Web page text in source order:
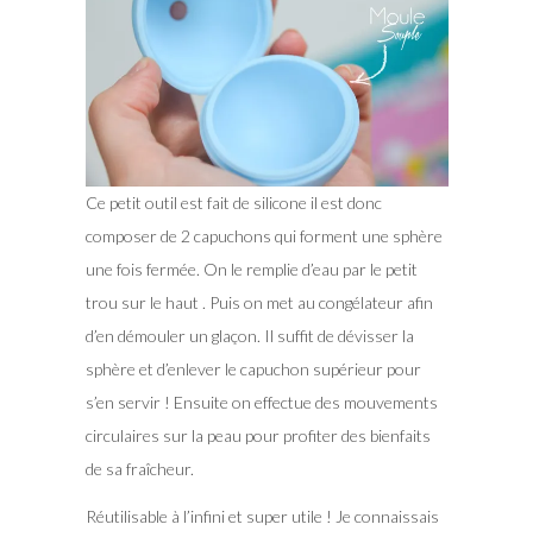
Ce petit outil est fait de silicone il est donc
composer de 2 capuchons qui forment une sphère
une fois fermée. On le remplie d’eau par le petit
trou sur le haut . Puis on met au congélateur afin
d’en démouler un glaçon. Il suffit de dévisser la
sphère et d’enlever le capuchon supérieur pour
s’en servir ! Ensuite on effectue des mouvements
circulaires sur la peau pour profiter des bienfaits
de sa fraîcheur.
Réutilisable à l’infini et super utile ! Je connaissais